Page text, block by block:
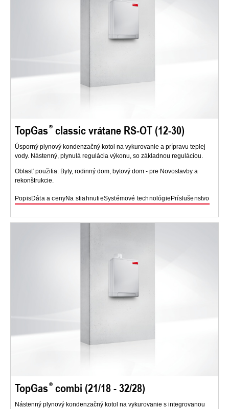
TopGas classic vrátane RS-OT (12-30)
Úsporný plynový kondenzačný kotol na vykurovanie a prípravu teplej
vody. Nástenný, plynulá regulácia výkonu, so základnou reguláciou.
Oblasť použitia: Byty, rodinný dom, bytový dom - pre Novostavby a
rekonštrukcie.
PopisDáta a cenyNa stiahnutieSystémové technológiePríslušenstvo
TopGas combi (21/18 - 32/28)
Nástenný plynový kondenzačný kotol na vykurovanie s integrovanou